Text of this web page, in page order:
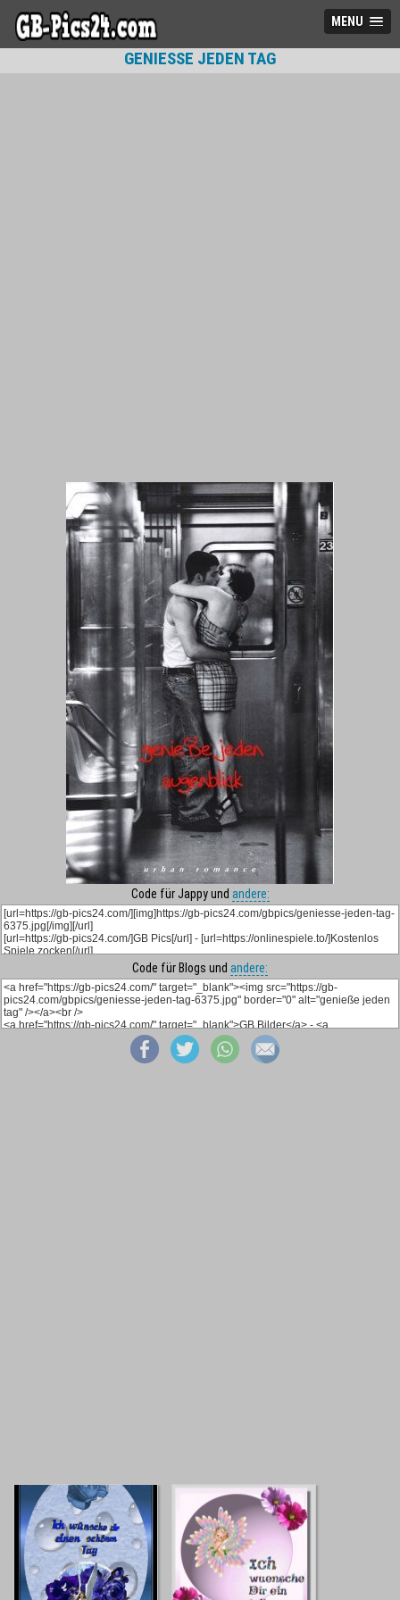
MENU
GENIESSE JEDEN TAG
Code für Jappy und andere:
Code für Blogs und andere: